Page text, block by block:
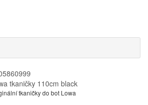
tkaničky 110cm black
tkaničky do bot Lowa